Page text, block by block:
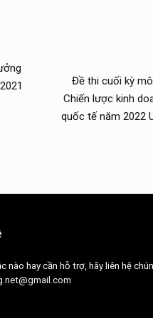
Đề thi cuối kỳ
Chiến lược kinh
quốc tế năm 2022
nào hay cần hỗ trợ, hãy liên hệ